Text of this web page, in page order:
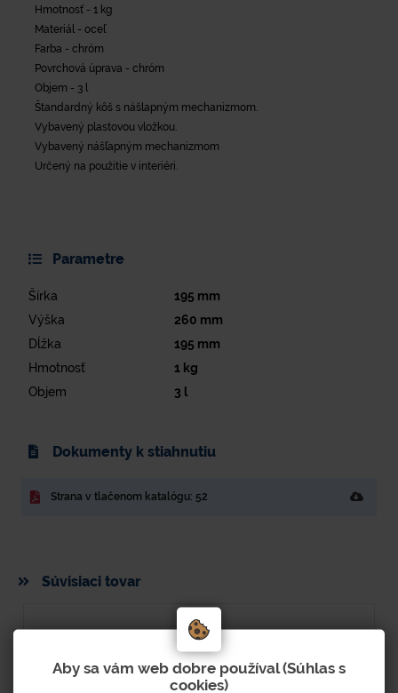
Hmotnosť - 1 kg
Materiál - oceľ
Farba - chróm
Povrchová úprava - chróm
Objem - 3 l
Štandardný kôš s nášlapným mechanizmom.
Vybavený plastovou vložkou.
Vybavený nášľapným mechanizmom
Určený na použitie v interiéri.
Parametre
Šírka 195 mm
Výška
260 mm
Dĺžka
195 mm
Hmotnosť
1kg
Objem
3 l
Dokumenty k stiahnutiu
Strana v tlačenom katalógu: 52
Súvisiaci tovar
Aby sa vám web dobre používal (Súhlas s
cookies)